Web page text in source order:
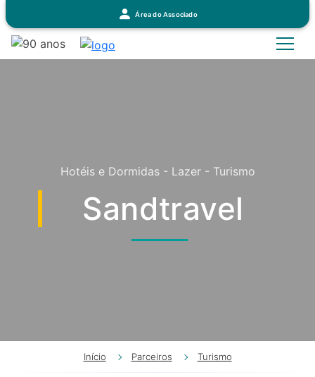
Área do Associado
Hotéis e Dormidas - Lazer - Turismo
Sandtravel
Início Parceiros Turismo